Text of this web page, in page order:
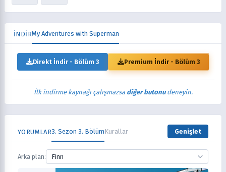
İNDİRMy Adventures with Superman
Direkt İndir - Bölüm 3 Premium İndir - Bölüm 3
İlk indirme kaynağı çalışmazsa diğer butonudeneyin.
YORUMLAR3. Sezon 3. BölümKurallar Genişlet
Arka plan: Finn